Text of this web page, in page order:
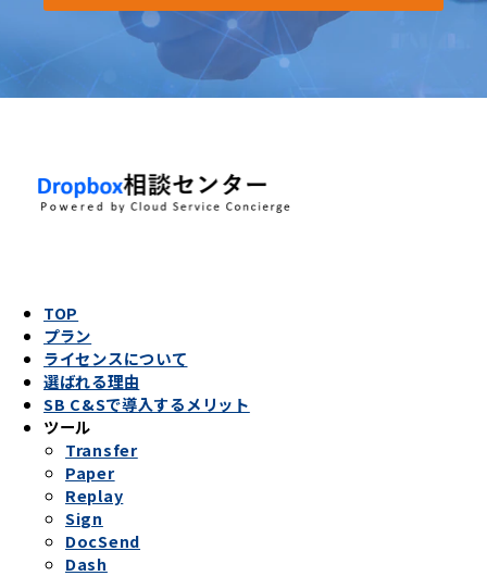
TOP
プラン
ライセンスについて
選ばれる理由
SB C&Sで導入するメリット
ツール
Transfer
Paper
Replay
Sign
DocSend
Dash